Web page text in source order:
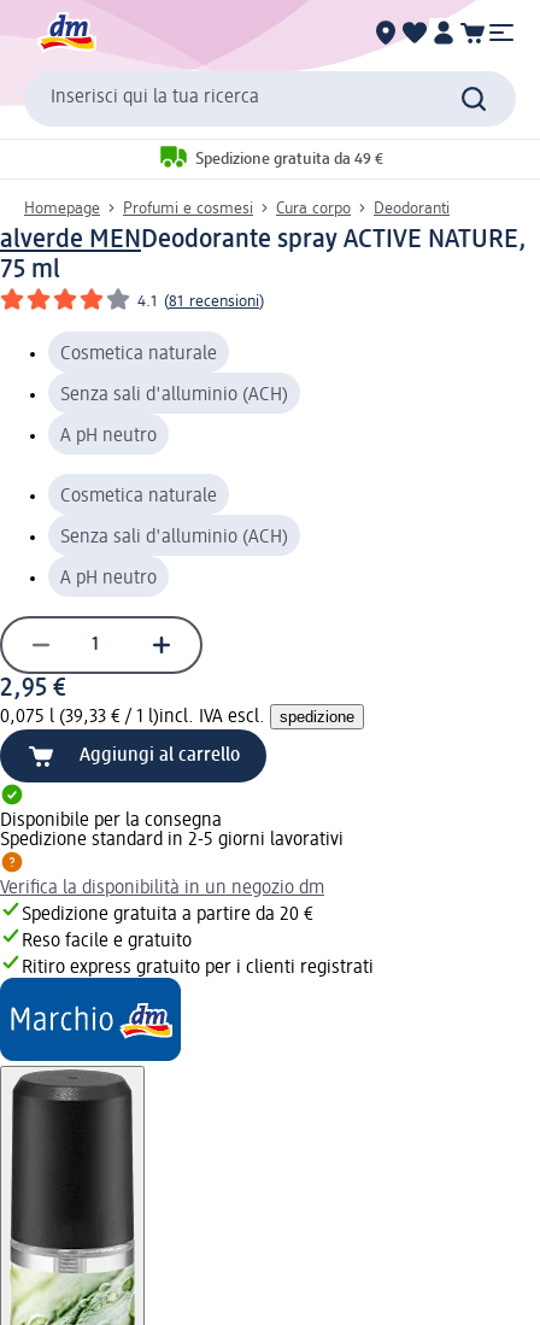
Inserisci qui la tua ricerca
Spedizione gratuita da 49 €
Homepage Profumi e cosmesi Cura corpo Deodoranti
alverde MENDeodorante spray ACTIVE NATURE,
75 ml
4.1 (81 recensioni)
Cosmetica naturale
Senza sali d'alluminio (ACH)
A pH neutro
Cosmetica naturale
Senza sali d'alluminio (ACH)
A pH neutro
2,95 €
0,075 l (39,33 € / 1 l)incl. IVA escl. spedizione
Aggiungi al carrello
Disponibile per la consegna
Spedizione standard in 2-5 giorni lavorativi
Verifica la disponibilità in un negozio dm
Spedizione gratuita a partire da 20 €
Reso facile e gratuito
Ritiro express gratuito per i clienti registrati